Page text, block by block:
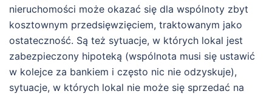
nieruchomości może okazać się dla wspólnoty zbyt
kosztownym przedsięwzięciem, traktowanym jako
ostateczność. Są też sytuacje, w których lokal jest
zabezpieczony hipoteką (wspólnota musi się ustawić
w kolejce za bankiem i często nic nie odzyskuje),
sytuacje, w których lokal nie może się sprzedać na